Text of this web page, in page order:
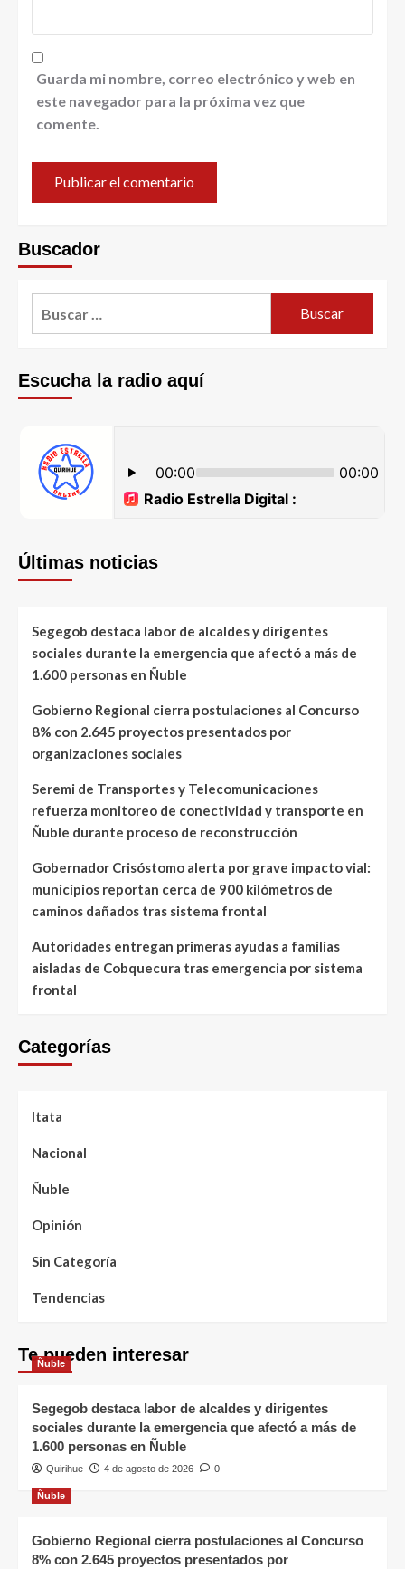
Guarda mi nombre, correo electrónico y web en
este navegador para la próxima vez que
comente.
Buscador
Escucha la radio aquí
Últimas noticias
Segegob destaca labor de alcaldes y dirigentes
sociales durante la emergencia que afectó a más de
1.600 personas en Ñuble
Gobierno Regional cierra postulaciones al Concurso
8% con 2.645 proyectos presentados por
organizaciones sociales
Seremi de Transportes y Telecomunicaciones
refuerza monitoreo de conectividad y transporte en
Ñuble durante proceso de reconstrucción
Gobernador Crisóstomo alerta por grave impacto vial:
municipios reportan cerca de 900 kilómetros de
caminos dañados tras sistema frontal
Autoridades entregan primeras ayudas a familias
aisladas de Cobquecura tras emergencia por sistema
frontal
Categorías
Itata
Nacional
Ñuble
Opinión
Sin Categoría
Tendencias
Te pueden interesar
Ñuble
Segegob destaca labor de alcaldes y dirigentes
sociales durante la emergencia que afectó a más de
1.600 personas en Ñuble
Quirihue 4 de agosto de 2026 0
Ñuble
Gobierno Regional cierra postulaciones al Concurso
8% con 2.645 proyectos presentados por